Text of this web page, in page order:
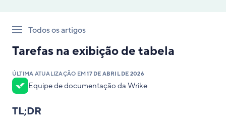
Todos os artigos
Tarefas na exibição de tabela
ÚLTIMA ATUALIZAÇÃO EM17 DE ABRIL DE 2026
Equipe de documentação da Wrike
TL;DR